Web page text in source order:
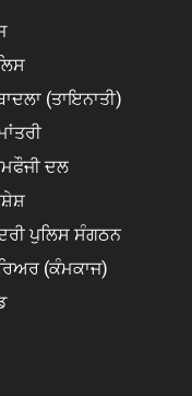
(ਤਾਇਨਾਤੀ)
ਦਲ
ਪੁਲਿਸ ਸੰਗਠਨ
(ਕੰਮਕਾਜ)